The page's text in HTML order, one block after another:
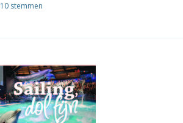
10 stemmen